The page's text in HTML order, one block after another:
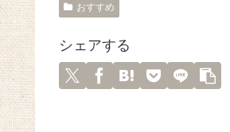
おすすめ
シェアする